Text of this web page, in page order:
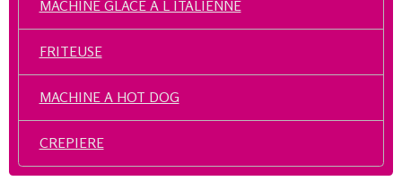
MACHINE GLACE A L ITALIENNE
FRITEUSE
MACHINE A HOT DOG
CREPIERE